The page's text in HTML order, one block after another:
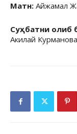
Матн: Айжамал
Суҳбатни олиб
Акилай